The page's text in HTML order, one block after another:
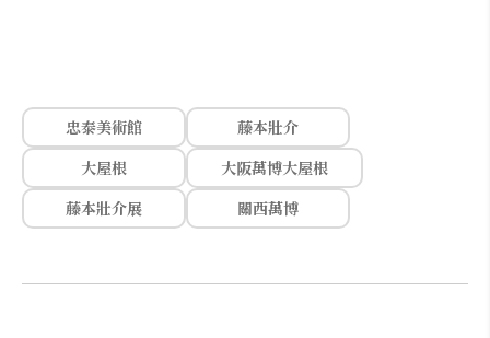
忠泰美術館
藤本壯介
大屋根
大阪萬博大屋根
藤本壯介展
關西萬博